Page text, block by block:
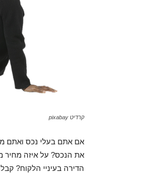
קרדיט pixabay
אם אתם בעלי נכס ואתם
את הנכס? על איזה מחיר
הדירה בעיניי הלקוח?